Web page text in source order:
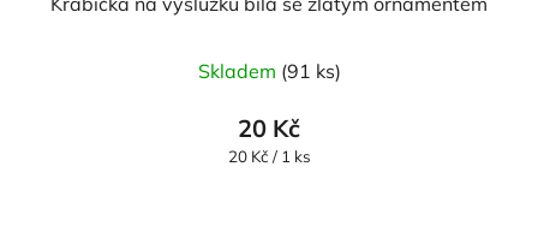
Skladem (91 ks)
20 Kč
Měrná
20 Kč / 1 ks